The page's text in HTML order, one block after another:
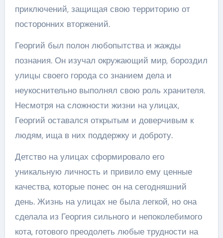
приключений, защищая свою территорию от
посторонних вторжений.
Георгий был полон любопытства и жажды
познания. Он изучал окружающий мир, бороздил
улицы своего города со знанием дела и
неукоснительно выполнял свою роль хранителя.
Несмотря на сложности жизни на улицах,
Георгий оставался открытым и доверчивым к
людям, ища в них поддержку и доброту.
Детство на улицах сформировало его
уникальную личность и привило ему ценные
качества, которые понес он на сегодняшний
день. Жизнь на улицах не была легкой, но она
сделала из Георгия сильного и непоколебимого
кота, готового преодолеть любые трудности на